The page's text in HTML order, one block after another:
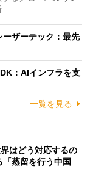
ーザーテック：最先
：AIインフラを支
一覧を見る
はどう対応するの
蒸留を行う中国